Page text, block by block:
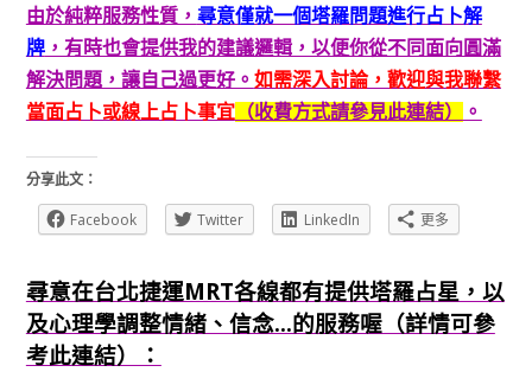
由於純粹服務性質， 尋意僅就一個塔羅問題進行占卜解
牌，有時也會提供我的建議邏輯，以便你從不同面向圓滿
解決問題，讓自己過更好。 如需深入討論，歡迎與我聯繫
當面占卜或線上占卜事宜（收費方式請參見此連結） 。
分享此文：
Facebook
Twitter LinkedIn 更多
尋意在台北捷運MRT各線都有提供塔羅占星，以
及心理學調整情緒、信念...的服務喔（詳情可參
考此連結）：